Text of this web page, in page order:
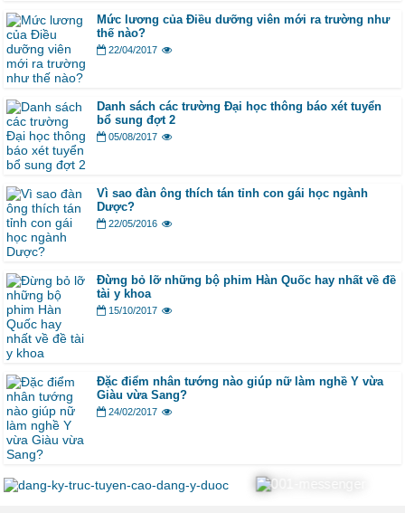
Mức lương của Điều dưỡng viên mới ra trường như
thế nào?
22/04/2017
Danh sách các trường Đại học thông báo xét tuyển
bổ sung đợt 2
05/08/2017
Vì sao đàn ông thích tán tỉnh con gái học ngành
Dược?
22/05/2016
Đừng bỏ lỡ những bộ phim Hàn Quốc hay nhất về đề
tài y khoa
15/10/2017
Đặc điểm nhân tướng nào giúp nữ làm nghề Y vừa
Giàu vừa Sang?
24/02/2017